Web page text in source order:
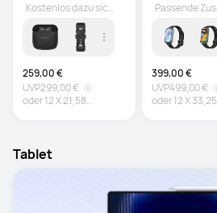
259,00 €
UVP299,00 €
oder12X21,58
Kostenlos dazu sichern
399,00 €
UVP499,00 €
oder12X33,25
Tablet